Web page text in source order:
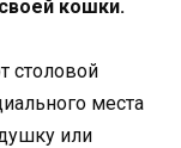
кошки.
столовой
места
или